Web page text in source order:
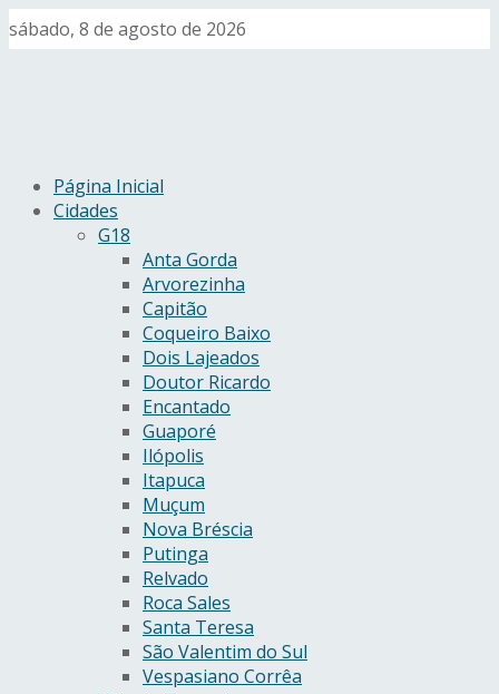
sábado, 8 de agosto de 2026
Página Inicial
Cidades
G18
Anta Gorda
Arvorezinha
Capitão
Coqueiro Baixo
Dois Lajeados
Doutor Ricardo
Encantado
Guaporé
Ilópolis
Itapuca
Muçum
Nova Bréscia
Putinga
Relvado
Roca Sales
Santa Teresa
São Valentim do Sul
Vespasiano Corrêa